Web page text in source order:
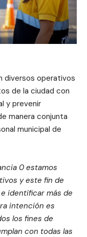
diversos operativos
de la ciudad con
y prevenir
manera conjunta
municipal de
0 estamos
y este fin de
identificar más de
intención es
los fines de
con todas las